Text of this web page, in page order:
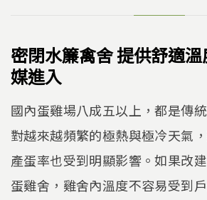
密閉水簾禽舍 提供舒適
媒進入
國內蛋雞場八成五以上，都是傳
對越來越頻繁的極熱與極冷天氣
產蛋率也受到明顯影響。如果改
蛋雞舍，雞舍內溫度不容易受到